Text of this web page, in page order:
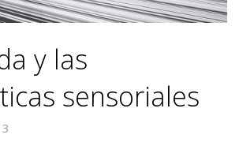
y las
sensoriales